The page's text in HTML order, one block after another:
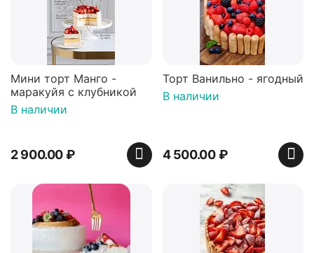
Мини торт Манго -
маракуйя с клубникой
В наличии
2 900.00₽
Торт Ванильно - ягодный
В наличии
4 500.00 ₽